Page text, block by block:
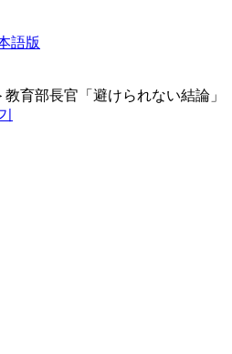
語版
育部長官「避けられない結論」